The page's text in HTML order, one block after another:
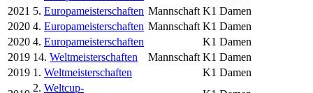
2021 5. Europameisterschaften Mannschaft K1 Damen
2020 4. Europameisterschaften Mannschaft K1 Damen
2020 4. Europameisterschaften
K1 Damen
2019 14. Weltmeisterschaften Mannschaft K1 Damen
2019 1. Weltmeisterschaften
K1 Damen
2. Weltcup-